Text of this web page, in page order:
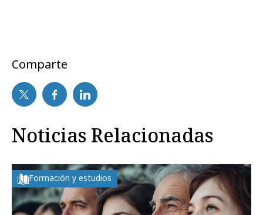
Comparte
Noticias Relacionadas
Formación y estudios